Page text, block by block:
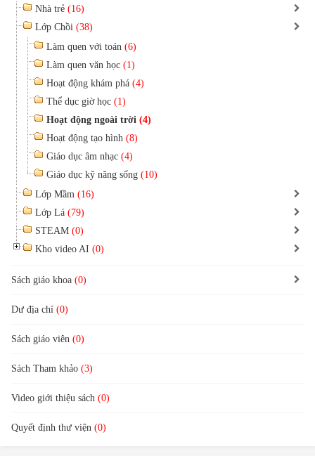
Nhà trẻ (16)
Lớp Chồi (38)
Làm quen với toán (6)
Làm quen văn học (1)
Hoạt động khám phá (4)
Thể dục giờ học (1)
Hoạt động ngoài trời (4)
Hoạt động tạo hình (8)
Giáo dục âm nhạc (4)
Giáo dục kỹ năng sống (10)
Lớp Mầm (16)
Lớp Lá (79)
STEAM (0)
Kho video AI (0)
Sách giáo khoa (0)
Dư địa chí (0)
Sách giáo viên (0)
Sách Tham khảo (3)
Video giới thiệu sách (0)
Quyết định thư viện (0)